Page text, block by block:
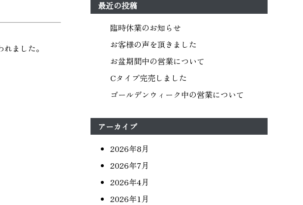
ました。
最近の投稿
臨時休業のお知らせ
お客様の声を頂きました
お盆期間中の営業について
Cタイプ完売しました
ゴールデンウィーク中の営業について
アーカイブ
2026年8月
2026年7月
2026年4月
2026年1月